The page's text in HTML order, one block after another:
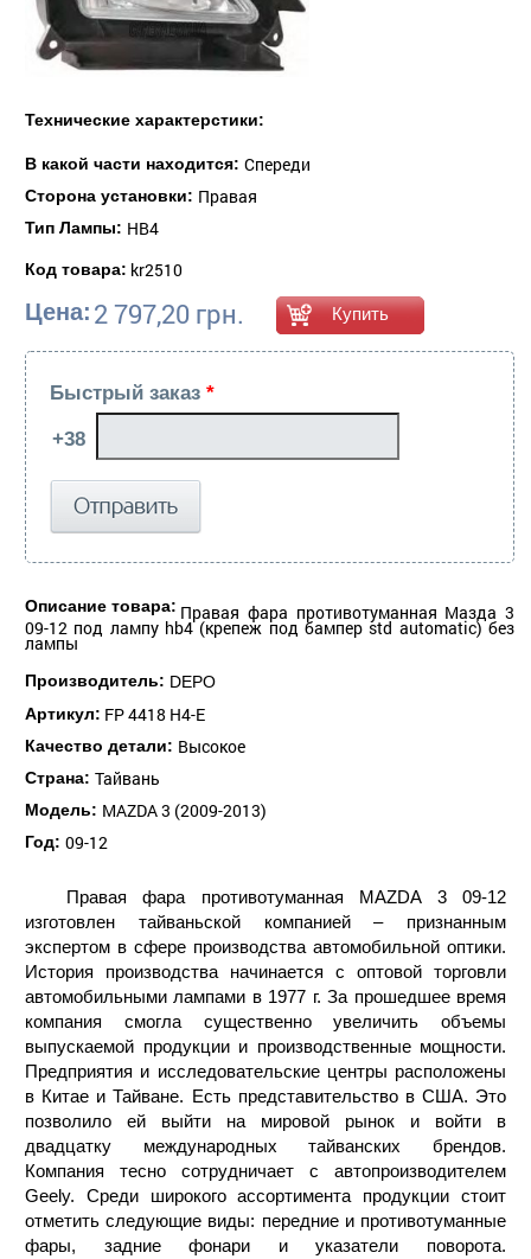
Технические характерстики:
В какой части находится: Спереди
Сторона установки: Правая
Тип Лампы: HB4
Код товара: kr2510
Цена: 2 797,20 грн.
Быстрый заказ *
Описание товара: Правая фара противотуманная Мазда 3
09-12 под лампу hb4 (крепеж под бампер std automatic) без
лампы
Производитель: DEPO
Артикул: FP 4418 H4-E
Качество детали: Высокое
Страна: Тайвань
Модель: MAZDA 3 (2009-2013)
Год: 09-12
Правая фара противотуманная MAZDA 3 09-12
изготовлен тайваньской компанией – признанным
экспертом в сфере производства автомобильной оптики.
История производства начинается с оптовой торговли
автомобильными лампами в 1977 г. За прошедшее время
компания смогла существенно увеличить объемы
выпускаемой продукции и производственные мощности.
Предприятия и исследовательские центры расположены
в Китае и Тайване. Есть представительство в США. Это
позволило ей выйти на мировой рынок и войти в
двадцатку международных тайванских брендов.
Компания тесно сотрудничает с автопроизводителем
Geely. Среди широкого ассортимента продукции стоит
отметить следующие виды: передние и противотуманные
фары, задние фонари и указатели поворота.